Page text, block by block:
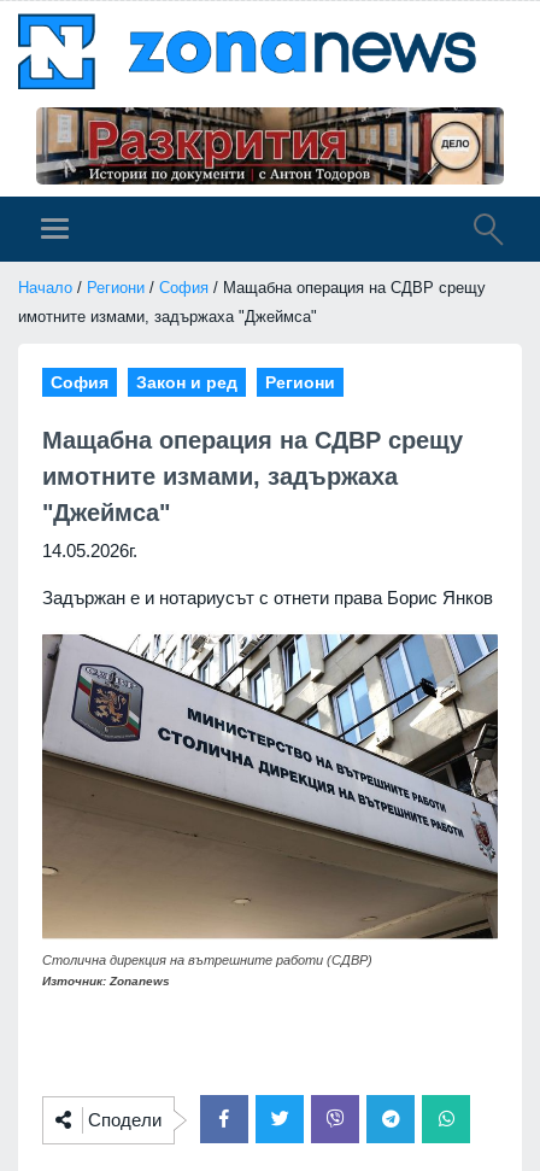
Начало / Региони / София / Мащабна операция на СДВР срещу
имотните измами, задържаха "Джеймса"
София Закон и ред Региони
Мащабна операция на СДВР срещу
имотните измами, задържаха
"Джеймса"
14.05.2026г.
Задържан е и нотариусът с отнети права Борис Янков
Столична дирекция на вътрешните работи (СДВР)
Източник: Zonanews
Сподели